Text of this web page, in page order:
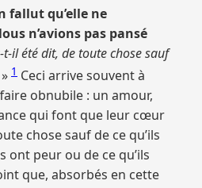
fallut qu’elle ne
n’avions pas pansé
t-il été dit, de toute chose sauf
» 1 Ceci arrive souvent à
obnubile : un amour,
qui font que leur cœur
chose sauf de ce qu’ils
ont peur ou de ce qu’ils
que, absorbés en cette